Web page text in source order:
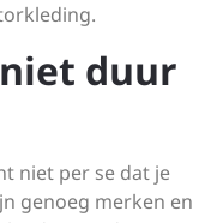
duur
niet per se dat je
genoeg merken en